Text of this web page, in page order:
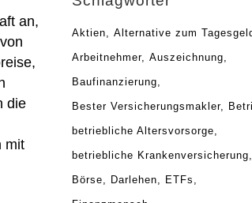
an,
die
mit
Aktien Alternative zum
Arbeitnehmer Auszeichnung
Baufinanzierung
Bester Versicherungsmakler
betriebliche Altersvorsorge
betriebliche Krankenversicherung
Börse Darlehen ETFs